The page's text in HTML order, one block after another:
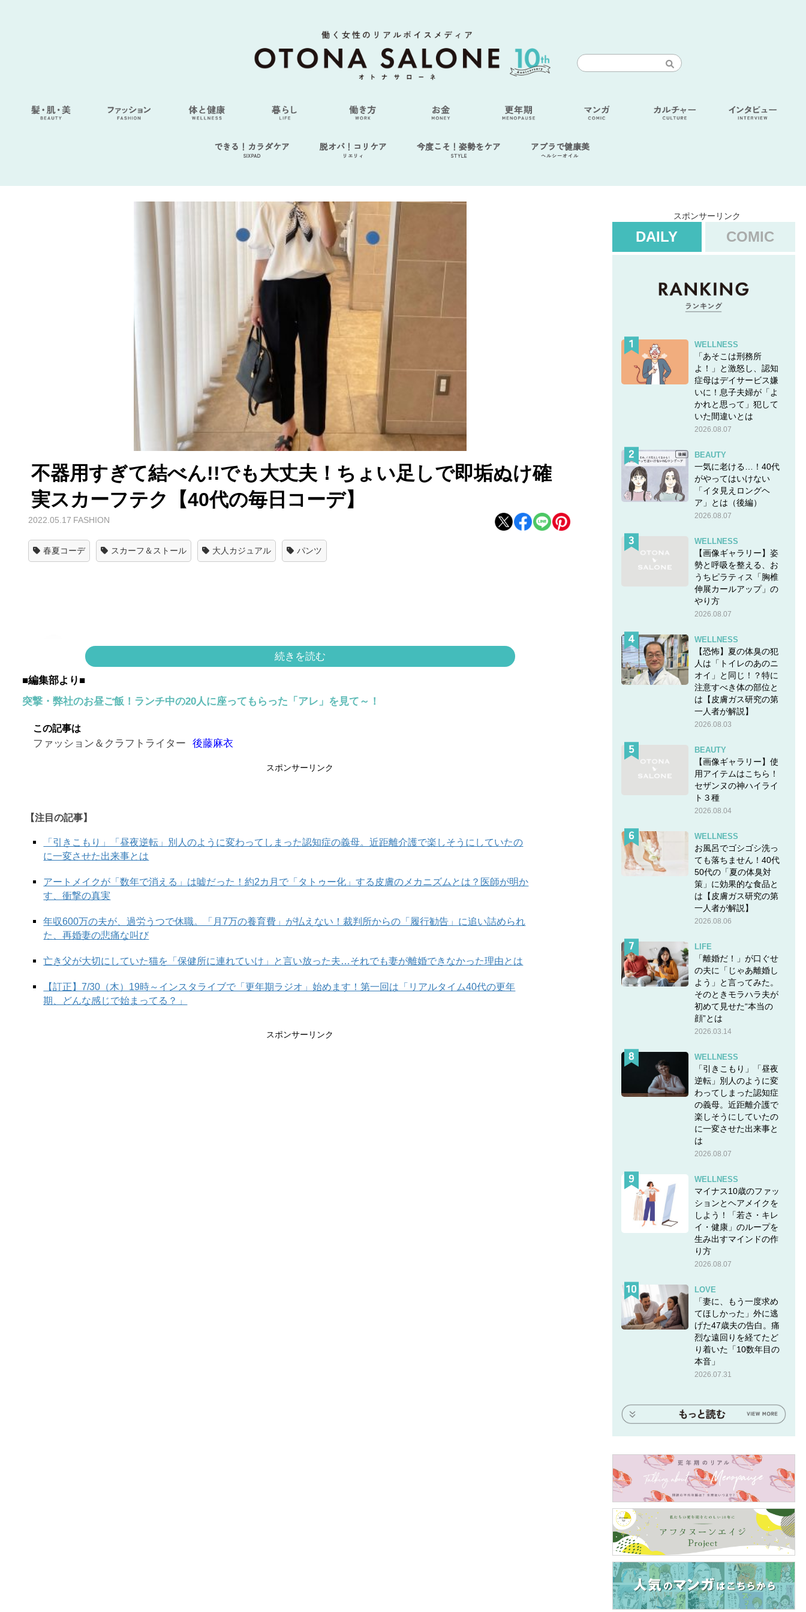
できる！カラダケア
SIXPAD
脱オバ！コリケア
リエリィ
今度こそ！姿勢をケア
STYLE
アブラで健康美
ヘルシーオイル
不器用すぎて結べん!!でも大丈夫！ちょい足しで即垢ぬけ確
実スカーフテク【40代の毎日コーデ】
2022.05.17 FASHION
春夏コーデ スカーフ＆ストール 大人カジュアル パンツ
この投稿をInstagramで見る
続きを読む
■編集部より■
突撃・弊社のお昼ご飯！ランチ中の20人に座ってもらった「アレ」を見て～！
この記事は
ファッション＆クラフトライター 後藤麻衣
スポンサーリンク
【注目の記事】
「引きこもり」「昼夜逆転」別人のように変わってしまった認知症の義母。近距離介護で楽しそうにしていたの
に一変させた出来事とは
アートメイクが「数年で消える」は嘘だった！約2カ月で「タトゥー化」する皮膚のメカニズムとは？医師が明か
す、衝撃の真実
年収600万の夫が、過労うつで休職。「月7万の養育費」が払えない！裁判所からの「履行勧告」に追い詰められ
た、再婚妻の悲痛な叫び
亡き父が大切にしていた猫を「保健所に連れていけ」と言い放った夫…それでも妻が離婚できなかった理由とは
【訂正】7/30（木）19時～インスタライブで「更年期ラジオ」始めます！第一回は「リアルタイム40代の更年
期、どんな感じで始まってる？」
スポンサーリンク
スポンサーリンク
DAILY COMIC
WELLNESS
「あそこは刑務所
よ！」と激怒し、認知
症母はデイサービス嫌
いに！息子夫婦が「よ
かれと思って」犯して
いた間違いとは
2026.08.07
BEAUTY
一気に老ける…！40代
がやってはいけない
「イタ見えロングヘ
ア」とは（後編）
2026.08.07
WELLNESS
【画像ギャラリー】姿
勢と呼吸を整える、お
うちピラティス「胸椎
伸展カールアップ」の
やり方
2026.08.07
WELLNESS
【恐怖】夏の体臭の犯
人は「トイレのあのニ
オイ」と同じ！？特に
注意すべき体の部位と
は【皮膚ガス研究の第
一人者が解説】
2026.08.03
BEAUTY
【画像ギャラリー】使
用アイテムはこちら！
セザンヌの神ハイライ
ト３種
2026.08.04
WELLNESS
お風呂でゴシゴシ洗っ
ても落ちません！40代
50代の「夏の体臭対
策」に効果的な食品と
は【皮膚ガス研究の第
一人者が解説】
2026.08.06
LIFE
「離婚だ！」が口ぐせ
の夫に「じゃあ離婚し
よう」と言ってみた。
そのときモラハラ夫が
初めて見せた“本当の
顔”とは
2026.03.14
WELLNESS
「引きこもり」「昼夜
逆転」別人のように変
わってしまった認知症
の義母。近距離介護で
楽しそうにしていたの
に一変させた出来事と
は
2026.08.07
WELLNESS
マイナス10歳のファッ
ションとヘアメイクを
しよう！「若さ・キレ
イ・健康」のループを
生み出すマインドの作
り方
2026.08.07
LOVE
「妻に、もう一度求め
てほしかった」外に逃
げた47歳夫の告白。痛
烈な遠回りを経てたど
り着いた「10数年目の
本音」
2026.07.31